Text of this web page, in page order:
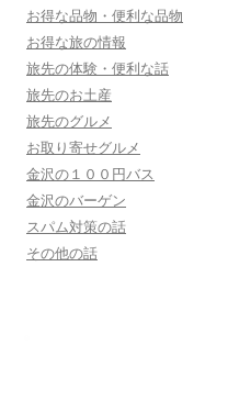
お得な品物・便利な品物
お得な旅の情報
旅先の体験・便利な話
旅先のお土産
旅先のグルメ
お取り寄せグルメ
金沢の１００円バス
金沢のバーゲン
スパム対策の話
その他の話